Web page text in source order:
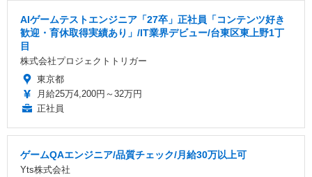
AIゲームテストエンジニア「27卒」正社員「コンテンツ好き
歓迎・育休取得実績あり」/IT業界デビュー/台東区東上野1丁
目
株式会社プロジェクトトリガー
東京都
月給25万4,200円～32万円
正社員
ゲームQAエンジニア/品質チェック/月給30万以上可
Yts株式会社